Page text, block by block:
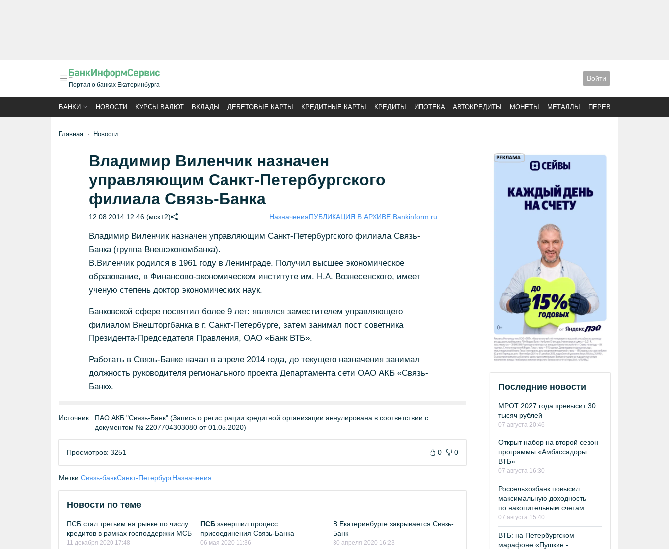
Портал о банках Екатеринбурга
Войти
БАНКИ НОВОСТИ КУРСЫ ВАЛЮТ ВКЛАДЫ ДЕБЕТОВЫЕ КАРТЫ КРЕДИТНЫЕ КАРТЫ КРЕДИТЫ ИПОТЕКА АВТОКРЕДИТЫ МОНЕТЫ МЕТАЛЛЫ ПЕРЕВОДЫ
Главная Новости
Владимир Виленчик назначен
управляющим Санкт-Петербургского
филиала Связь-Банка
12.08.2014 12:46 (мск+2) НазначенияПУБЛИКАЦИЯ В АРХИВЕ Bankinform.ru
Владимир Виленчик назначен управляющим Санкт-Петербургского филиала Связь-
Банка (группа Внешэкономбанка).
В.Виленчик родился в 1961 году в Ленинграде. Получил высшее экономическое
образование, в Финансово-экономическом институте им. Н.А. Вознесенского, имеет
ученую степень доктор экономических наук.
Банковской сфере посвятил более 9 лет: являлся заместителем управляющего
филиалом Внешторгбанка в г. Санкт-Петербурге, затем занимал пост советника
Президента-Председателя Правления, ОАО «Банк ВТБ».
Работать в Связь-Банке начал в апреле 2014 года, до текущего назначения занимал
должность руководителя регионального проекта Департамента сети ОАО АКБ «Связь-
Банк».
Источник:
ПАО АКБ "Связь-Банк" (Запись о регистрации кредитной организации аннулирована в соответствии с
документом № 2207704303080 от 01.05.2020)
Просмотров: 3251 0 0
Метки:Связь-банкСанкт-ПетербургНазначения
Новости по теме
ПСБ стал третьим на рынке по числу
кредитов в рамках господдержки МСБ
11 декабря 2020 17:48
ПСБзавершил процесс
присоединения Связь-Банка
06 мая 2020 11:36
В Екатеринбурге закрывается Связь-
Банк
30 апреля 2020 16:23
Последние новости
МРОТ 2027 года превысит 30
тысяч рублей
07 августа 20:46
Открыт набор на второй сезон
программы «Амбассадоры
ВТБ»
07 августа 16:30
Россельхозбанк повысил
максимальную доходность
по накопительным счетам
07 августа 15:40
ВТБ: на Петербургском
марафоне «Пушкин -